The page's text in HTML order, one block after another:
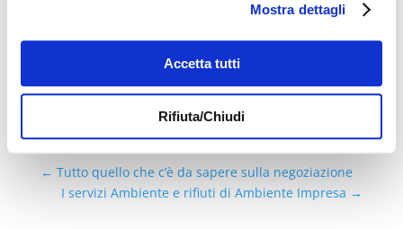
Mostra dettagli
Accetta tutti
Rifiuta/Chiudi
← Tutto quello che c’è da sapere sulla negoziazione
I servizi Ambiente e rifiuti di Ambiente Impresa →